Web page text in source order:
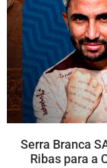
Serra Branca
Ribas para a